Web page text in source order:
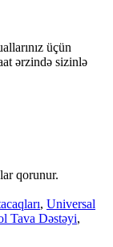
üçün
ərzində sizinlə
qorunur.
, Universal
Tava Dəstəyi,